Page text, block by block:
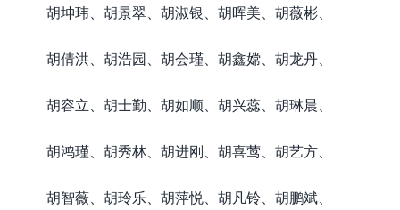
胡坤玮、胡景翠、胡淑银、胡晖美、胡薇彬、
胡倩洪、胡浩园、胡会瑾、胡鑫嫦、胡龙丹、
胡容立、胡士勤、胡如顺、胡兴蕊、胡琳晨、
胡鸿瑾、胡秀林、胡进刚、胡喜莺、胡艺方、
胡智薇、胡玲乐、胡萍悦、胡凡铃、胡鹏斌、